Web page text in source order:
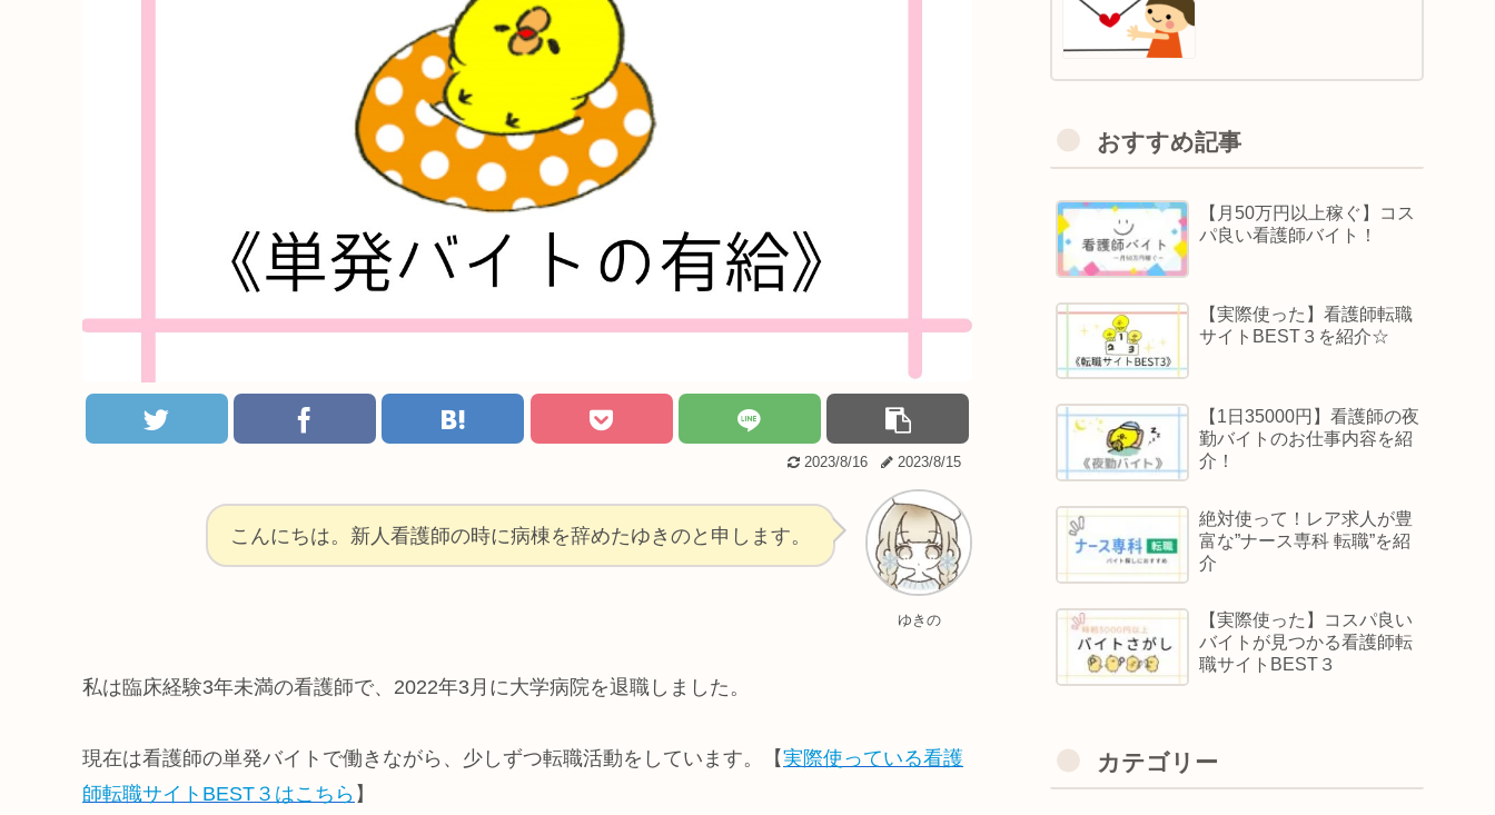
2023/8/16 2023/8/15
ゆきの
こんにちは。新人看護師の時に病棟を辞めたゆきのと申します。
私は臨床経験3年未満の看護師で、2022年3月に大学病院を退職しました。
現在は看護師の単発バイトで働きながら、少しずつ転職活動をしています。【実際使っている看護
師転職サイトBEST３はこちら 】
おすすめ記事
【月50万円以上稼ぐ】コス
パ良い看護師バイト！
【実際使った】看護師転職
サイトBEST３を紹介☆
【1日35000円】看護師の夜
勤バイトのお仕事内容を紹
介！
絶対使って！レア求人が豊
富な”ナース専科 転職”を紹
介
【実際使った】コスパ良い
バイトが見つかる看護師転
職サイトBEST３
カテゴリー